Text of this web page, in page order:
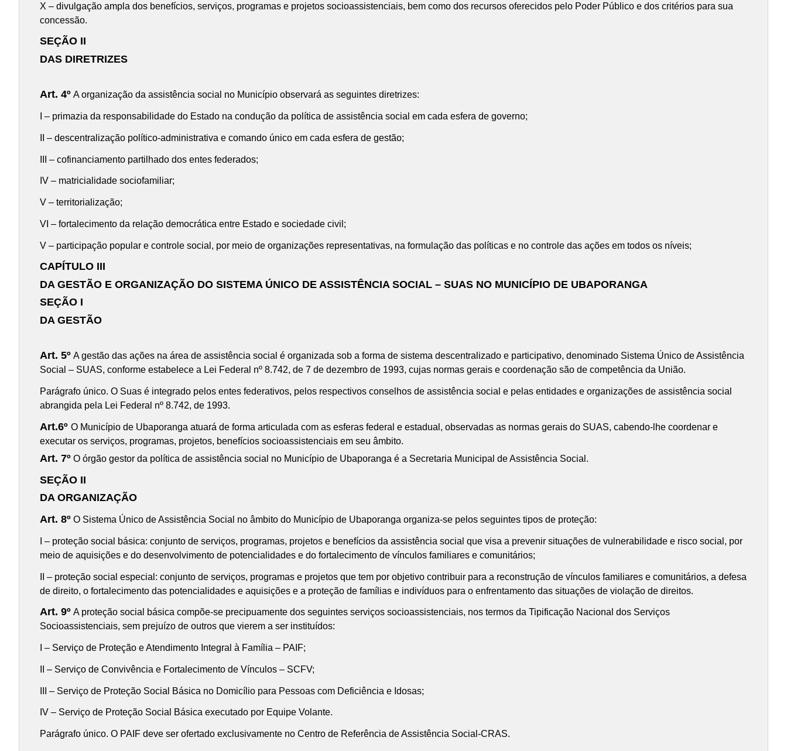
X – divulgação ampla dos benefícios, serviços, programas e projetos socioassistenciais, bem como dos recursos oferecidos pelo Poder Público e dos critérios para sua
concessão.
SEÇÃO II
DAS DIRETRIZES
Art. 4º A organização da assistência social no Município observará as seguintes diretrizes:
I – primazia da responsabilidade do Estado na condução da política de assistência social em cada esfera de governo;
II – descentralização político-administrativa e comando único em cada esfera de gestão;
III – cofinanciamento partilhado dos entes federados;
IV – matricialidade sociofamiliar;
V – territorialização;
VI – fortalecimento da relação democrática entre Estado e sociedade civil;
V – participação popular e controle social, por meio de organizações representativas, na formulação das políticas e no controle das ações em todos os níveis;
CAPÍTULO III
DA GESTÃO E ORGANIZAÇÃO DO SISTEMA ÚNICO DE ASSISTÊNCIA SOCIAL – SUAS NO MUNICÍPIO DE UBAPORANGA
SEÇÃO I
DA GESTÃO
Art. 5º A gestão das ações na área de assistência social é organizada sob a forma de sistema descentralizado e participativo, denominado Sistema Único de Assistência
Social – SUAS, conforme estabelece a Lei Federal nº 8.742, de 7 de dezembro de 1993, cujas normas gerais e coordenação são de competência da União.
Parágrafo único. O Suas é integrado pelos entes federativos, pelos respectivos conselhos de assistência social e pelas entidades e organizações de assistência social
abrangida pela Lei Federal nº 8.742, de 1993.
Art.6ºO Município de Ubaporanga atuará de forma articulada com as esferas federal e estadual, observadas as normas gerais do SUAS, cabendo-lhe coordenar e
executar os serviços, programas, projetos, benefícios socioassistenciais em seu âmbito.
Art. 7º O órgão gestor da política de assistência social no Município de Ubaporanga é a Secretaria Municipal de Assistência Social.
SEÇÃO II
DA ORGANIZAÇÃO
Art. 8º O Sistema Único de Assistência Social no âmbito do Município de Ubaporanga organiza-se pelos seguintes tipos de proteção:
I – proteção social básica: conjunto de serviços, programas, projetos e benefícios da assistência social que visa a prevenir situações de vulnerabilidade e risco social, por
meio de aquisições e do desenvolvimento de potencialidades e do fortalecimento de vínculos familiares e comunitários;
II – proteção social especial: conjunto de serviços, programas e projetos que tem por objetivo contribuir para a reconstrução de vínculos familiares e comunitários, a defesa
de direito, o fortalecimento das potencialidades e aquisições e a proteção de famílias e indivíduos para o enfrentamento das situações de violação de direitos.
Art. 9º A proteção social básica compõe-se precipuamente dos seguintes serviços socioassistenciais, nos termos da Tipificação Nacional dos Serviços
Socioassistenciais, sem prejuízo de outros que vierem a ser instituídos:
I – Serviço de Proteção e Atendimento Integral à Família – PAIF;
II – Serviço de Convivência e Fortalecimento de Vínculos – SCFV;
III – Serviço de Proteção Social Básica no Domicílio para Pessoas com Deficiência e Idosas;
IV – Serviço de Proteção Social Básica executado por Equipe Volante.
Parágrafo único. O PAIF deve ser ofertado exclusivamente no Centro de Referência de Assistência Social-CRAS.